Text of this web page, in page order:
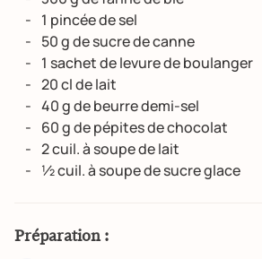
1 pincée de sel
50 g de sucre de canne
1 sachet de levure de boulanger
20 cl de lait
40 g de beurre demi-sel
60 g de pépites de chocolat
2 cuil. à soupe de lait
½ cuil. à soupe de sucre glace
Préparation :